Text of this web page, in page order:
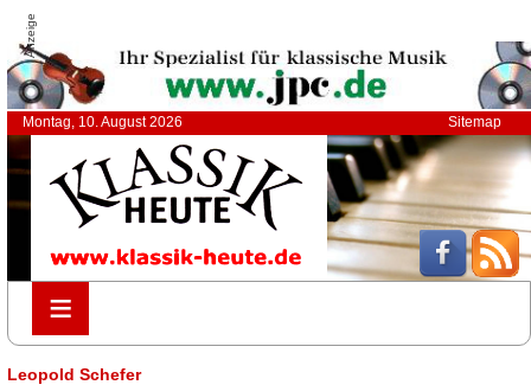
Anzeige
Montag, 10. August 2026 Sitemap
≡
≡
Leopold Schefer